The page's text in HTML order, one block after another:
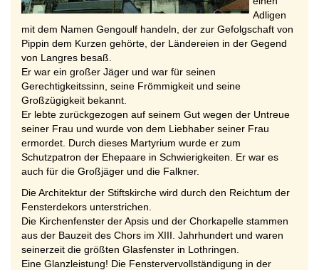
Adligen
mit dem Namen Gengoulf handeln, der zur Gefolgschaft von
Pippin dem Kurzen gehörte, der Ländereien in der Gegend
von Langres besaß.
Er war ein großer Jäger und war für seinen
Gerechtigkeitssinn, seine Frömmigkeit und seine
Großzügigkeit bekannt.
Er lebte zurückgezogen auf seinem Gut wegen der Untreue
seiner Frau und wurde von dem Liebhaber seiner Frau
ermordet. Durch dieses Martyrium wurde er zum
Schutzpatron der Ehepaare in Schwierigkeiten. Er war es
auch für die Großjäger und die Falkner.
Die Architektur der Stiftskirche wird durch den Reichtum der
Fensterdekors unterstrichen.
Die Kirchenfenster der Apsis und der Chorkapelle stammen
aus der Bauzeit des Chors im XIII. Jahrhundert und waren
seinerzeit die größten Glasfenster in Lothringen.
Eine Glanzleistung! Die Fenstervervollständigung in der